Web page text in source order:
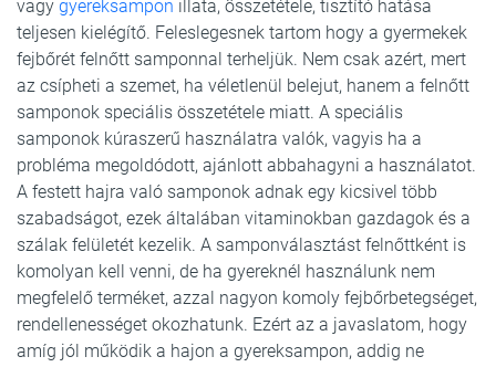
vagy gyereksampon illata, összetétele, tisztító hatása
teljesen kielégítő. Feleslegesnek tartom hogy a gyermekek
fejbőrét felnőtt samponnal terheljük. Nem csak azért, mert
az csípheti a szemet, ha véletlenül belejut, hanem a felnőtt
samponok speciális összetétele miatt. A speciális
samponok kúraszerű használatra valók, vagyis ha a
probléma megoldódott, ajánlott abbahagyni a használatot.
A festett hajra való samponok adnak egy kicsivel több
szabadságot, ezek általában vitaminokban gazdagok és a
szálak felületét kezelik. A samponválasztást felnőttként is
komolyan kell venni, de ha gyereknél használunk nem
megfelelő terméket, azzal nagyon komoly fejbőrbetegséget,
rendellenességet okozhatunk. Ezért az a javaslatom, hogy
amíg jól működik a hajon a gyereksampon, addig ne